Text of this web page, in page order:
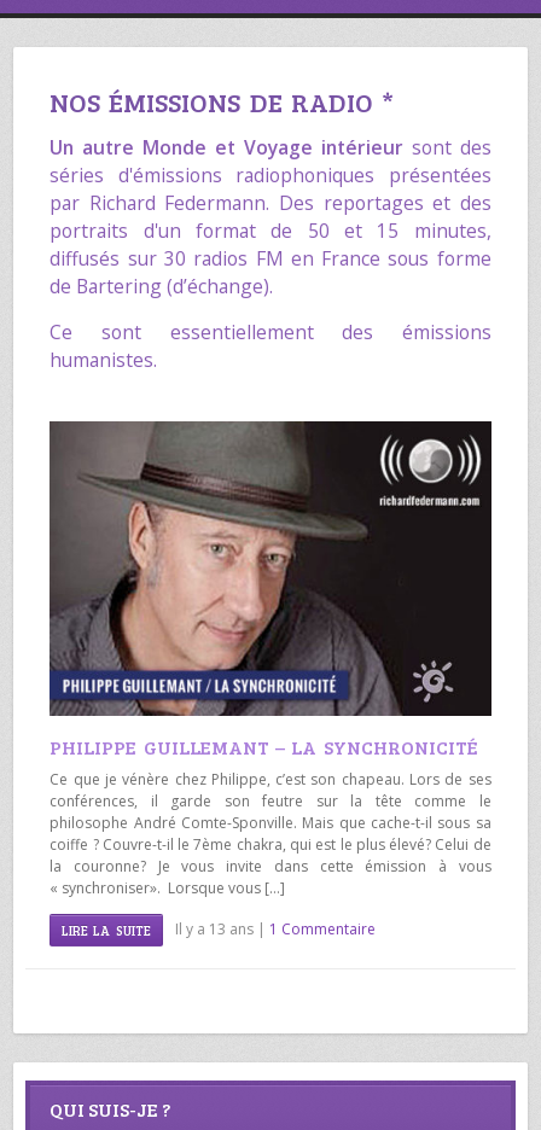
NOS ÉMISSIONS DE RADIO *
Un autre Monde et Voyage intérieursont des
séries d'émissions radiophoniques présentées
par Richard Federmann. Des reportages et des
portraits d'un format de 50 et 15 minutes,
diffusés sur 30 radios FM en France sous forme
de Bartering (d’échange).
Ce sont essentiellement des émissions
humanistes.
PHILIPPE GUILLEMANT – LA SYNCHRONICITÉ
Ce que je vénère chez Philippe, c’est son chapeau. Lors de ses
conférences, il garde son feutre sur la tête comme le
philosophe André Comte-Sponville. Mais que cache-t-il sous sa
coiffe ? Couvre-t-il le 7ème chakra, qui est le plus élevé? Celui de
la couronne? Je vous invite dans cette émission à vous
« synchroniser». Lorsque vous […]
LIRE LA SUITE Il y a 13 ans | 1 Commentaire
QUI SUIS-JE ?